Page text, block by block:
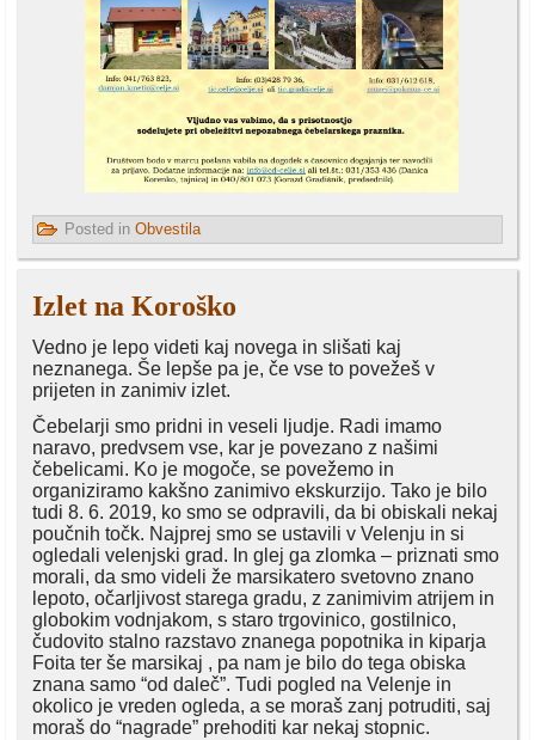
Posted in Obvestila
Izlet na Koroško
Vedno je lepo videti kaj novega in slišati kaj
neznanega. Še lepše pa je, če vse to povežeš v
prijeten in zanimiv izlet.
Čebelarji smo pridni in veseli ljudje. Radi imamo
naravo, predvsem vse, kar je povezano z našimi
čebelicami. Ko je mogoče, se povežemo in
organiziramo kakšno zanimivo ekskurzijo. Tako je bilo
tudi 8. 6. 2019, ko smo se odpravili, da bi obiskali nekaj
poučnih točk. Najprej smo se ustavili v Velenju in si
ogledali velenjski grad. In glej ga zlomka – priznati smo
morali, da smo videli že marsikatero svetovno znano
lepoto, očarljivost starega gradu, z zanimivim atrijem in
globokim vodnjakom, s staro trgovinico, gostilnico,
čudovito stalno razstavo znanega popotnika in kiparja
Foita ter še marsikaj , pa nam je bilo do tega obiska
znana samo “od daleč”. Tudi pogled na Velenje in
okolico je vreden ogleda, a se moraš zanj potruditi, saj
moraš do “nagrade” prehoditi kar nekaj stopnic.